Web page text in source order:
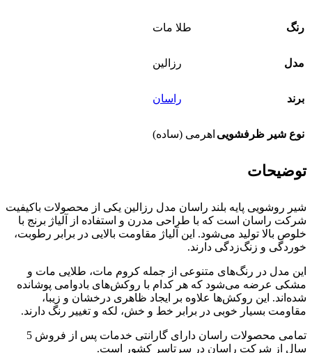
رنگ طلا مات
مدل رزالین
برند راسان
نوع شیر ظرفشویی اهرمی (ساده)
توضیحات
شیر روشویی پایه بلند راسان مدل رزالین یکی از محصولات باکیفیت
شرکت راسان است که با طراحی مدرن و استفاده از آلیاژ برنج با
خلوص بالا تولید می‌شود. این آلیاژ مقاومت بالایی در برابر رطوبت،
خوردگی و زنگ‌زدگی دارند.
این مدل در رنگ‌های متنوعی از جمله کروم مات، طلایی مات و
مشکی عرضه می‌شود که هر کدام با روکش‌های بادوامی پوشانده
شده‌اند. این روکش‌ها علاوه بر ایجاد ظاهری درخشان و زیبا،
مقاومت بسیار خوبی در برابر خط و خش، لکه و تغییر رنگ دارند.
تمامی محصولات راسان دارای گارانتی خدمات پس از فروش 5
سال از شرکت راسان در سرتاسر کشور است.